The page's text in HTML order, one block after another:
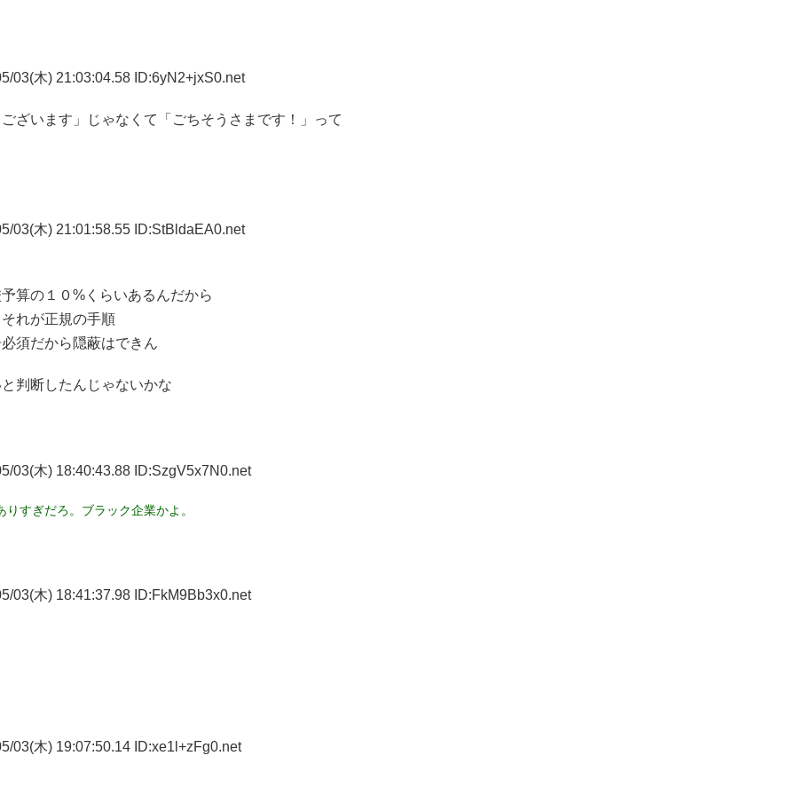
03(木) 21:03:04.58 ID:6yN2+jxS0.net
ざいます」じゃなくて「ごちそうさまです！」って
03(木) 21:01:58.55 ID:StBldaEA0.net
算の１０%くらいあるんだから
れが正規の手順
須だから隠蔽はできん
判断したんじゃないかな
03(木) 18:40:43.88 ID:SzgV5x7N0.net
すぎだろ。ブラック企業かよ。
03(木) 18:41:37.98 ID:FkM9Bb3x0.net
03(木) 19:07:50.14 ID:xe1l+zFg0.net